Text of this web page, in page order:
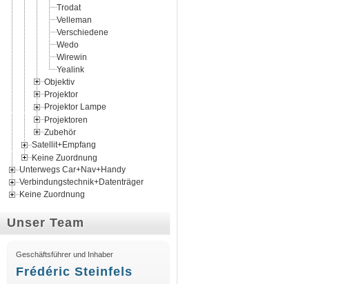
Trodat
Velleman
Verschiedene
Wedo
Wirewin
Yealink
Objektiv
Projektor
Projektor Lampe
Projektoren
Zubehör
Satellit+Empfang
Keine Zuordnung
Unterwegs Car+Nav+Handy
Verbindungstechnik+Datenträger
Keine Zuordnung
Unser Team
Geschäftsführer und Inhaber
Frédéric Steinfels